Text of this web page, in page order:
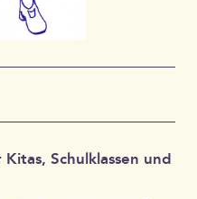
Schulklassen und